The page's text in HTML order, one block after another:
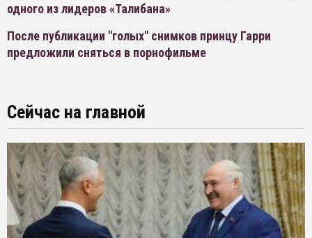
одного из лидеров «Талибана»
После публикации "голых" снимков принцу Гарри
предложили сняться в порнофильме
Сейчас на главной